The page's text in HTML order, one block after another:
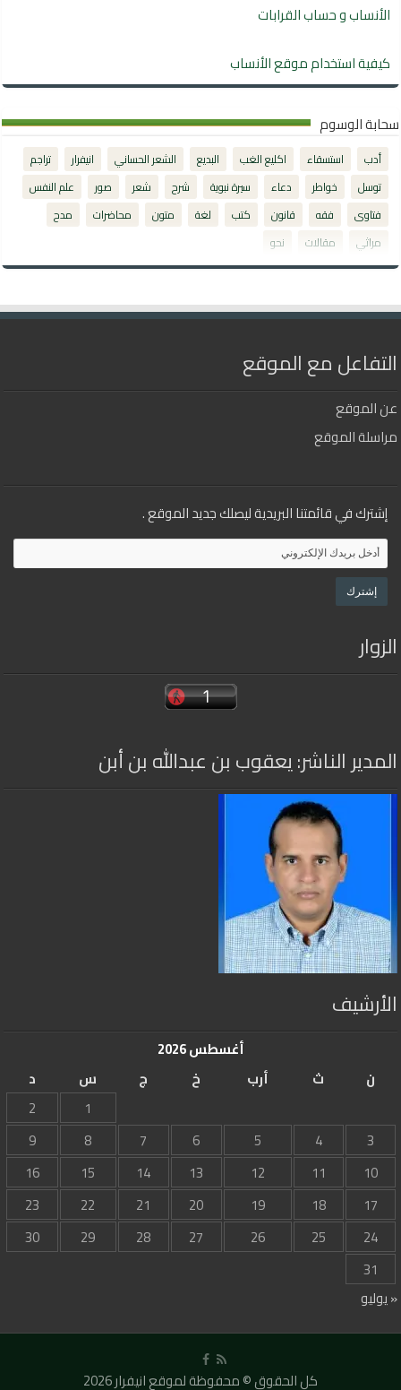
الأنساب و حساب القرابات
كيفية استخدام موقع الأنساب
سحابة الوسوم
أدب استسقاء اكليع الغب البديع الشعر الحساني انيفرار
تراجم
توسل
خواطر دعاء سيرة نبوية شرح شعر صور
علم النفس
فتاوى
فقه قانون كتب لغة متون محاضرات
مدح
مراثي
مقالات نحو
التفاعل مع الموقع
عن الموقع
مراسلة الموقع
إشترك في قائمتنا البريدية ليصلك جديد الموقع .
الزوار
المدير الناشر: يعقوب بن عبدالله بن أبن
الأرشيف
أغسطس 2026
ن
ث أرب خ ج س
د
1
2
3
4
5
6
7
8
9
10
11
12
13
14
15
16
17
18
19
20
21
22
23
24
25
26
27
28
29
30
31
« يوليو
كل الحقوق © محفوظة لموقع انيفرار 2026